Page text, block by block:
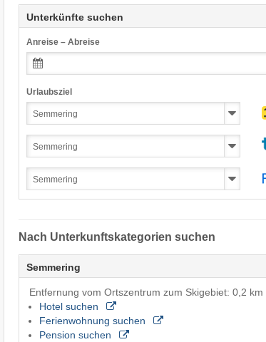
Unterkünfte suchen
Anreise – Abreise
Urlaubsziel
Nach Unterkunftskategorien suchen
Semmering
Entfernung vom Ortszentrum zum Skigebiet: 0,2 km
Hotel suchen
Ferienwohnung suchen
Pension suchen